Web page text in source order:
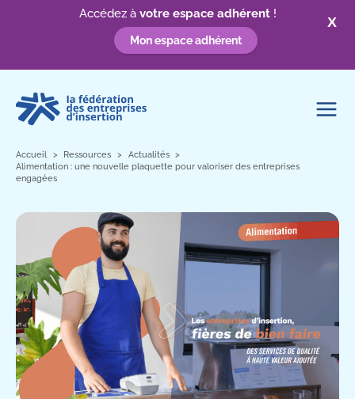
X
Accédez à votre espace adhérent!
Mon espace adhérent
contenu
Accueil Ressources
Actualités
Alimentation : une nouvelle plaquette pour valoriser des entreprises
engagées